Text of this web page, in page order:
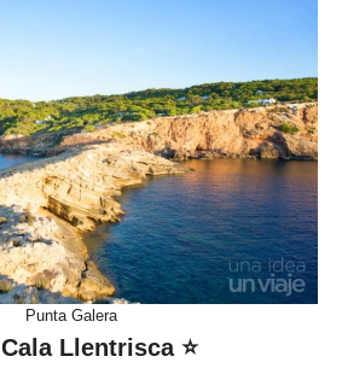
Punta Galera
Cala Llentrisca⭐